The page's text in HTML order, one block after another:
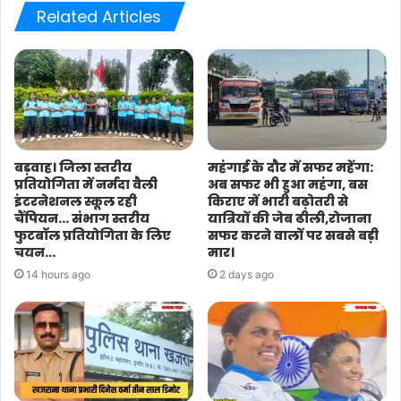
Related Articles
बड़वाह। जिला स्तरीय
प्रतियोगिता में नर्मदा वैली
इंटरनेशनल स्कूल रही
चैंपियन… संभाग स्तरीय
फुटबॉल प्रतियोगिता के लिए
चयन…
14 hours ago
महंगाई के दौर में सफर महेंगा:
अब सफर भी हुआ महंगा, बस
किराए में भारी बढ़ोतरी से
यात्रियों की जेब ढीली,रोजाना
सफर करने वालों पर सबसे बड़ी
मार।
2 days ago